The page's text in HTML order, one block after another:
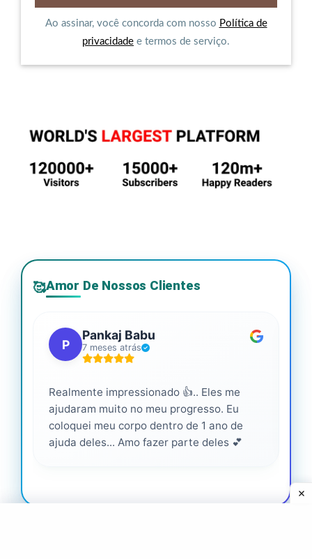
Ao assinar, você concorda com nosso Política de
privacidade e termos de serviço.
🥰Amor De Nossos Clientes
P
Pankaj Babu
7 meses atrás
Realmente impressionado 👍.. Eles me
ajudaram muito no meu progresso. Eu
coloquei meu corpo dentro de 1 ano de
ajuda deles... Amo fazer parte deles 💕